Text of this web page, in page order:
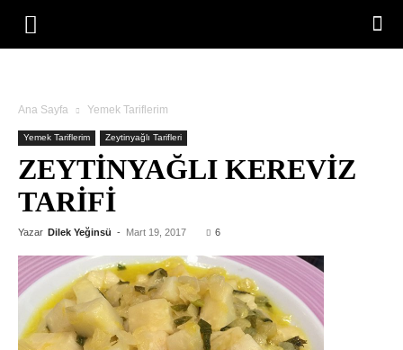
Ana Sayfa Yemek Tariflerim
Yemek Tariflerim Zeytinyağlı Tarifleri
ZEYTINYAĞLI KEREVIZ
TARIFI
Yazar Dilek Yeğinsü - Mart 19, 2017 6